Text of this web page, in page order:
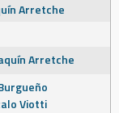
Arretche
Arretche
Viotti